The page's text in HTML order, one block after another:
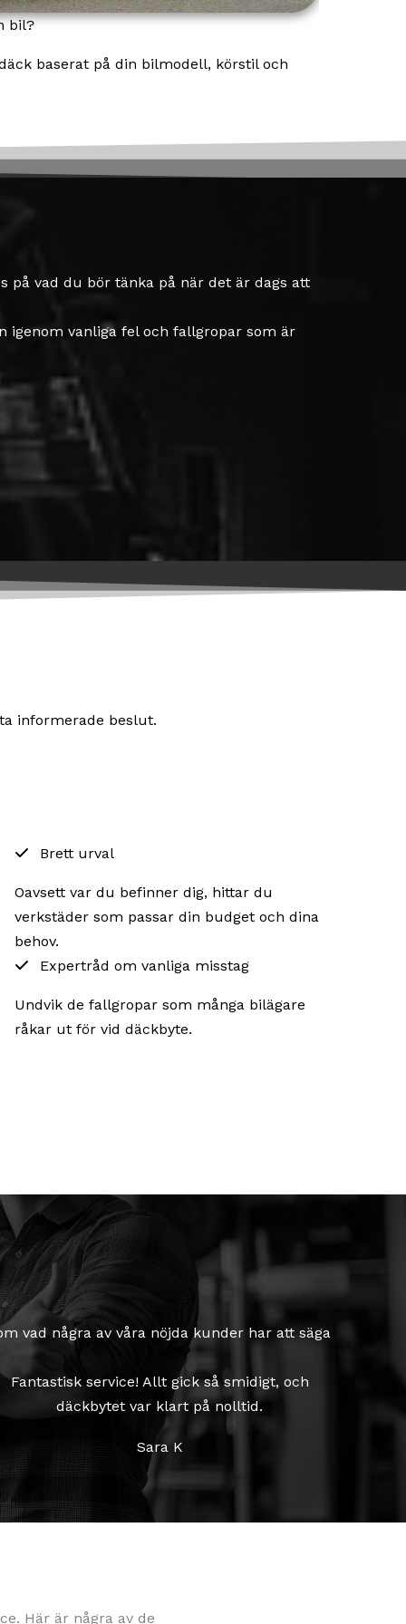
bil?
baserat på din bilmodell, körstil och
på vad du bör tänka på när det är dags att
igenom vanliga fel och fallgropar som är
informerade beslut.
Brett urval
Oavsett var du befinner dig, hittar du
verkstäder som passar din budget och dina
behov.
Expertråd om vanliga misstag
Undvik de fallgropar som många bilägare
råkar ut för vid däckbyte.
vad några av våra nöjda kunder har att säga
Fantastisk service! Allt gick så smidigt, och
däckbytet var klart på nolltid.
Sara K
Här är några av de